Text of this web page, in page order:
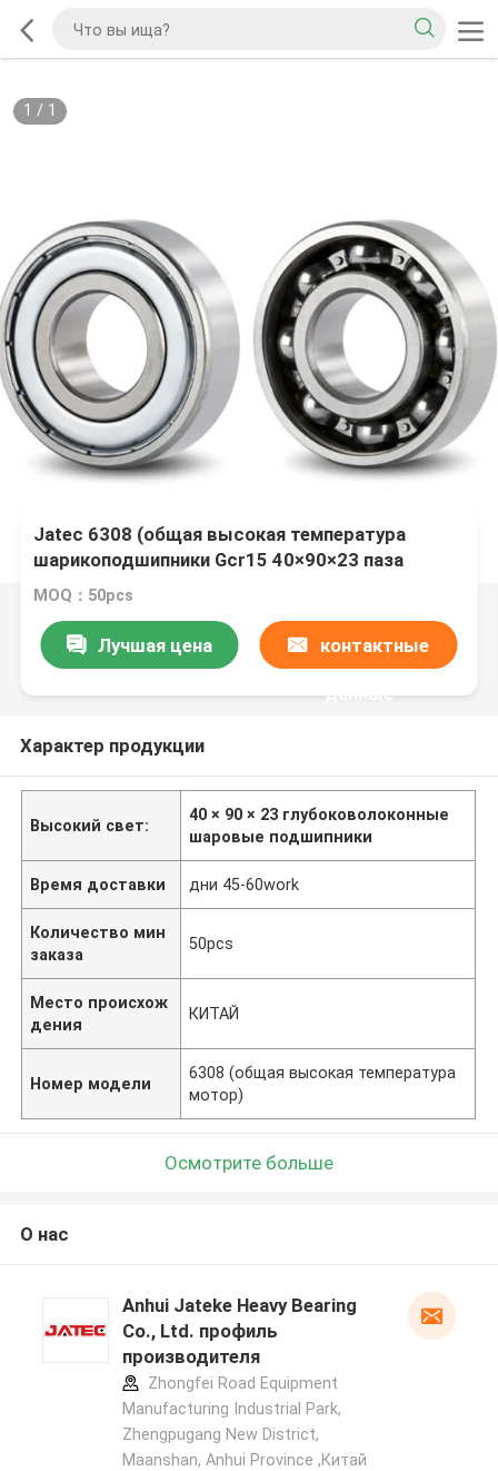
1 / 1
Jatec 6308 (общая высокая температура
шарикоподшипники Gcr15 40×90×23 паза
мотора) глубокие
MOQ：50pcs
Лучшая цена контактные
данные
Характер продукции
Высокий свет:
40 × 90 × 23 глубоковолоконные
шаровые подшипники
Время доставки дни 45-60work
Количество мин
заказа
50pcs
Место происхож
дения
КИТАЙ
Номер модели
6308 (общая высокая температура
мотор)
Осмотрите больше
О нас
Anhui Jateke Heavy Bearing
Co., Ltd. профиль
производителя
Zhongfei Road Equipment
Manufacturing Industrial Park,
Zhengpugang New District,
Maanshan, Anhui Province ,Китай